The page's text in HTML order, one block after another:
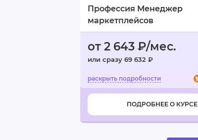
Профессия Менеджер
маркетплейсов
от 2 643 ₽/мес.
или сразу 69 632 ₽
ПОДРОБНЕЕ О КУРСЕ